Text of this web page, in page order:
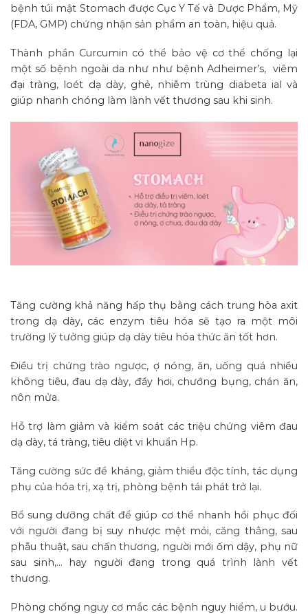
bệnh túi mật Stomach được Cục Y Tế và Dược Phẩm, Mỹ
(FDA, GMP) chứng nhận sản phẩm an toàn, hiệu quả.
Thành phần Curcumin có thể bảo vệ cơ thể chống lại
một số bệnh ngoài da như như bệnh Adheimer’s, viêm
đại tràng, loét dạ dày, ghẻ, nhiễm trùng diabeta ial và
giúp nhanh chóng làm lành vết thương sau khi sinh.
Tăng cường khả năng hấp thụ bằng cách trung hòa axit
trong dạ dày, các enzym tiêu hóa sẽ tạo ra một môi
trường lý tưởng giúp dạ dày tiêu hóa thức ăn tốt hơn.
Điều trị chứng trào ngược, ợ nóng, ăn, uống quá nhiều
không tiêu, đau dạ dày, đầy hơi, chướng bụng, chán ăn,
nôn mửa.
Hỗ trợ làm giảm và kiểm soát các triệu chứng viêm đau
dạ dày, tá tràng, tiêu diệt vi khuẩn Hp.
Tăng cường sức đề kháng, giảm thiểu độc tính, tác dụng
phụ của hóa trị, xạ trị, phòng bệnh tái phát trở lại.
Bổ sung dưỡng chất để giúp cơ thể nhanh hồi phục đối
với người đang bị suy nhược mệt mỏi, căng thẳng, sau
phẫu thuật, sau chấn thương, người mới ốm dậy, phụ nữ
sau sinh,… hay người đang trong quá trình lành vết
thương.
Phòng chống nguy cơ mắc các bệnh nguy hiểm, u bướu.